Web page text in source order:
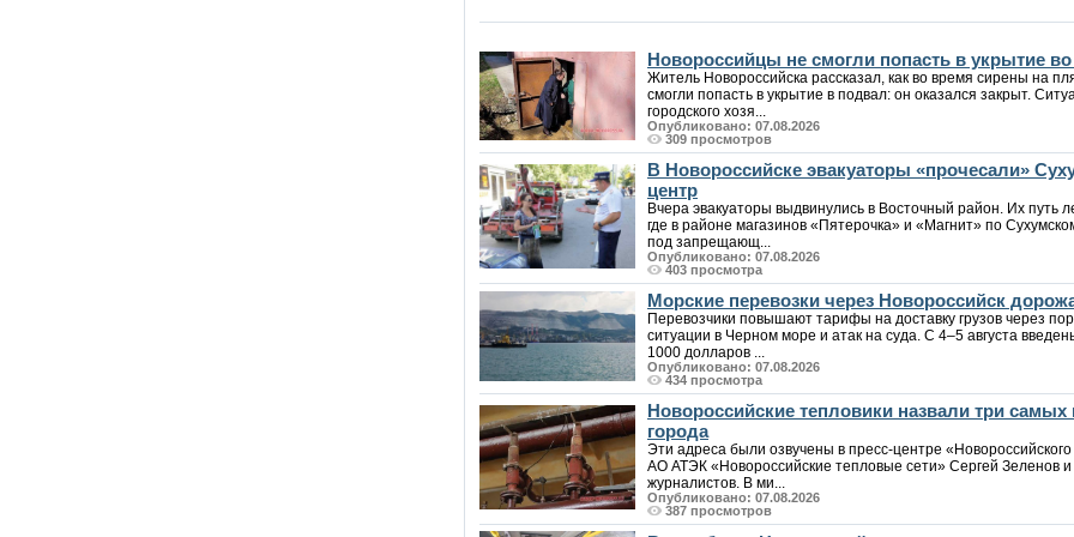
Новороссийцы не смогли попасть в укрытие
Житель Новороссийска рассказал, как во время сирены на
смогли попасть в укрытие в подвал: он оказался закрыт.
городского хозя...
Опубликовано: 07.08.2026
309 просмотров
В Новороссийске эвакуаторы «прочесали»
центр
Вчера эвакуаторы выдвинулись в Восточный район. Их путь
где в районе магазинов «Пятерочка» и «Магнит» по
под запрещающ...
Опубликовано: 07.08.2026
403 просмотра
Морские перевозки через Новороссийск
Перевозчики повышают тарифы на доставку грузов через
ситуации в Черном море и атак на суда. С 4–5 августа
1000 долларов ...
Опубликовано: 07.08.2026
434 просмотра
Новороссийские тепловики назвали три
города
Эти адреса были озвучены в пресс-центре
АО АТЭК «Новороссийские тепловые сети» Сергей Зеленов и
журналистов. В ми...
Опубликовано: 07.08.2026
387 просмотров